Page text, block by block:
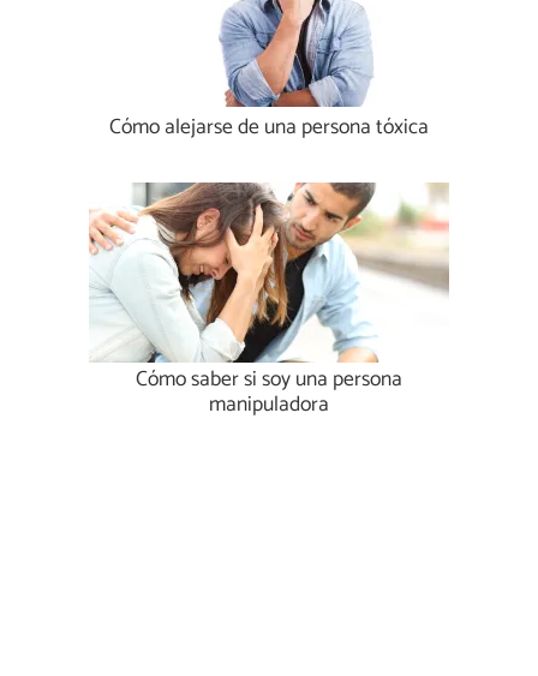
Cómo alejarse de una persona tóxica
Cómo saber si soy una persona
manipuladora